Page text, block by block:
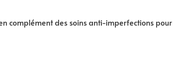
complément des soins anti-imperfections pour